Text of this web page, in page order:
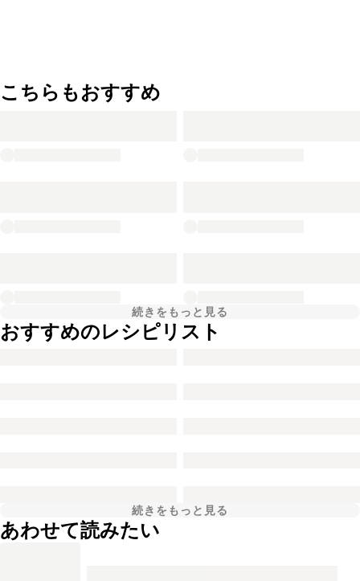
こちらもおすすめ
続きをもっと見る
おすすめのレシピリスト
続きをもっと見る
あわせて読みたい